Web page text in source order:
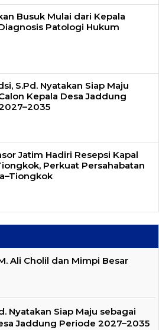
Busuk Mulai dari Kepala
Patologi Hukum
S.Pd. Nyatakan Siap Maju
Kepala Desa Jaddung
Jatim Hadiri Resepsi Kapal
Perkuat Persahabatan
Ali Cholil dan Mimpi Besar
Nyatakan Siap Maju sebagai
Jaddung Periode 2027–2035